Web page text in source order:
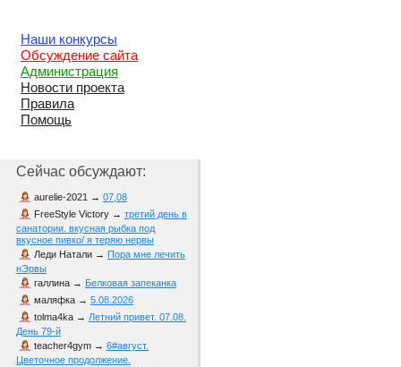
Наши конкурсы
Обсуждение сайта
Администрация
Новости проекта
Правила
Помощь
Сейчас обсуждают:
aurelie-2021 → 07,08
FreeStyle Victory → третий день в
санатории. вкусная рыбка под
вкусное пивко/ я теряю нервы
Леди Натали → Пора мне лечить
нЭрвы
галлина → Белковая запеканка
маляфка → 5.08.2026
tolma4ka → Летний привет. 07.08.
День 79-й
teacher4gym → 6#август.
Цветочное продолжение.